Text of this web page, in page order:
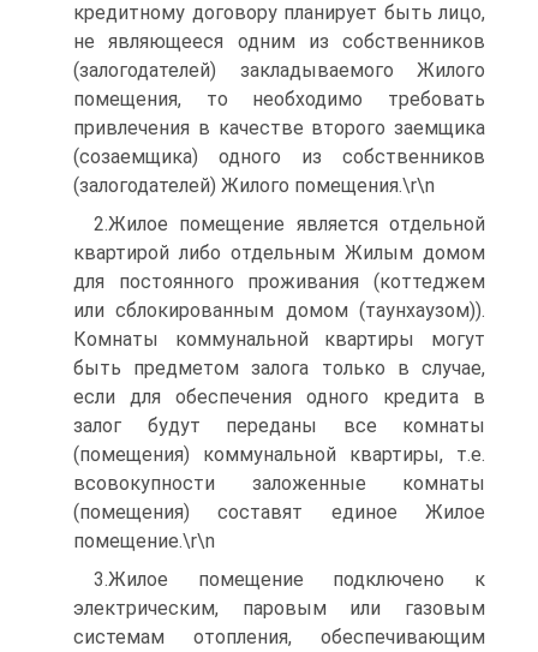
кредитному договору планирует быть лицо,
не являющееся одним из собственников
(залогодателей) закладываемого Жилого
помещения, то необходимо требовать
привлечения в качестве второго заемщика
(созаемщика) одного из собственников
(залогодателей) Жилого помещения.\r\n
2.Жилое помещение является отдельной
квартирой либо отдельным Жилым домом
для постоянного проживания (коттеджем
или сблокированным домом (таунхаузом)).
Комнаты коммунальной квартиры могут
быть предметом залога только в случае,
если для обеспечения одного кредита в
залог будут переданы все комнаты
(помещения) коммунальной квартиры, т.е.
всовокупности заложенные комнаты
(помещения) составят единое Жилое
помещение.\r\n
3.Жилое помещение подключено к
электрическим, паровым или газовым
системам отопления, обеспечивающим